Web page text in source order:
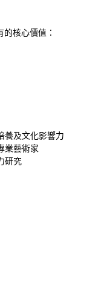
核心價值：
養及文化影響力
業藝術家
研究